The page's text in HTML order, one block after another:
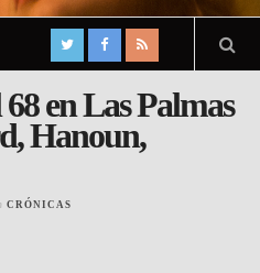
en Las Palmas
Hanoun,
CRÓNICAS